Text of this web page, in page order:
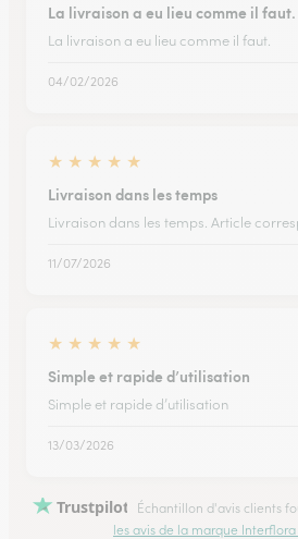
La livraison a eu lieu comme il faut.
La livraison a eu lieu comme il faut.
04/02/2026
★ ★ ★ ★ ★
Livraison dans les temps
Livraison dans les temps. Article
11/07/2026
★ ★ ★ ★ ★
Simple et rapide d’utilisation
Simple et rapide d’utilisation
13/03/2026
Trustpilot Échantillon d'avis clients
les avis de la marque